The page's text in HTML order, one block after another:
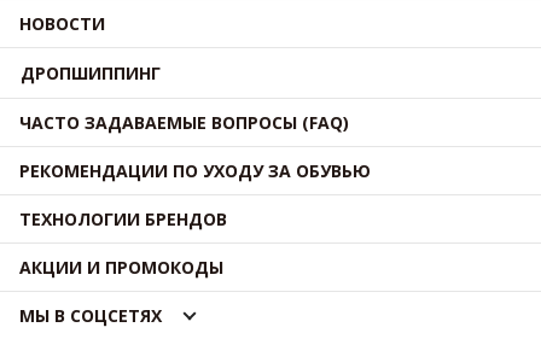
НОВОСТИ
ДРОПШИППИНГ
ЧАСТО ЗАДАВАЕМЫЕ ВОПРОСЫ (FAQ)
РЕКОМЕНДАЦИИ ПО УХОДУ ЗА ОБУВЬЮ
ТЕХНОЛОГИИ БРЕНДОВ
АКЦИИ И ПРОМОКОДЫ
МЫ В СОЦСЕТЯХ